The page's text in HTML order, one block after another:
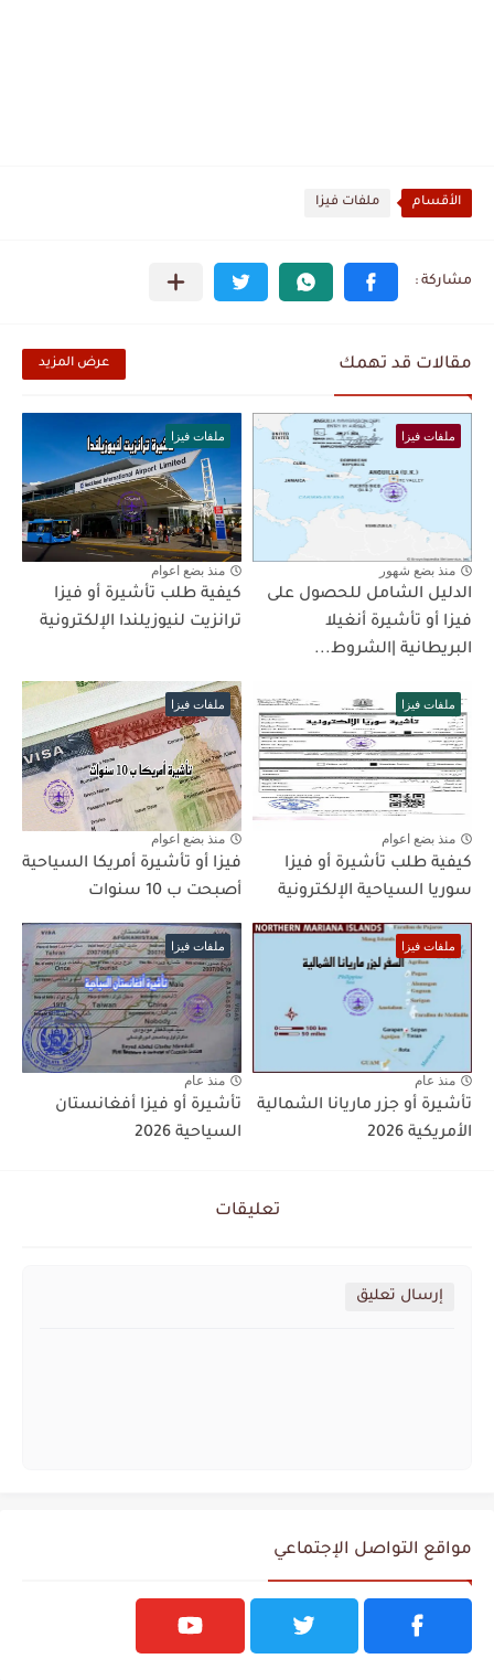
الأقسام ملفات فيزا
مقالات قد تهمك عرض المزيد
ملفات فيزا
منذ بضع شهور
الدليل الشامل للحصول على
فيزا أو تأشيرة أنغيلا
البريطانية |الشروط...
ملفات فيزا
منذ بضع اعوام
كيفية طلب تأشيرة أو فيزا
ترانزيت لنيوزيلندا الإلكترونية
ملفات فيزا
منذ بضع اعوام
كيفية طلب تأشيرة أو فيزا
سوريا السياحية الإلكترونية
ملفات فيزا
منذ بضع اعوام
فيزا أو تأشيرة أمريكا السياحية
أصبحت ب 10 سنوات
ملفات فيزا
منذ عام
تأشيرة أو جزر ماريانا الشمالية
الأمريكية 2026
ملفات فيزا
منذ عام
تأشيرة أو فيزا أفغانستان
السياحية 2026
تعليقات
إرسال تعليق
مواقع التواصل الإجتماعي